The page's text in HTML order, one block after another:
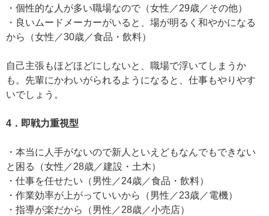
・個性的な人が多い職場なので（女性／29歳／その他）
・良いムードメーカーがいると、場が明るく和やかになる
から（女性／30歳／食品・飲料）
自己主張もほどほどにしないと、職場で浮いてしまうか
も。先輩にかわいがられるようになると、仕事もやりやす
いでしょう。
4．即戦力重視型
・本当に人手がないので新人といえどもなんでもできない
と困る（女性／28歳／建設・土木）
・仕事を任せたい（男性／24歳／食品・飲料）
・作業効率が上がっていいから（男性／23歳／電機）
・指導が楽だから（男性／28歳／小売店）